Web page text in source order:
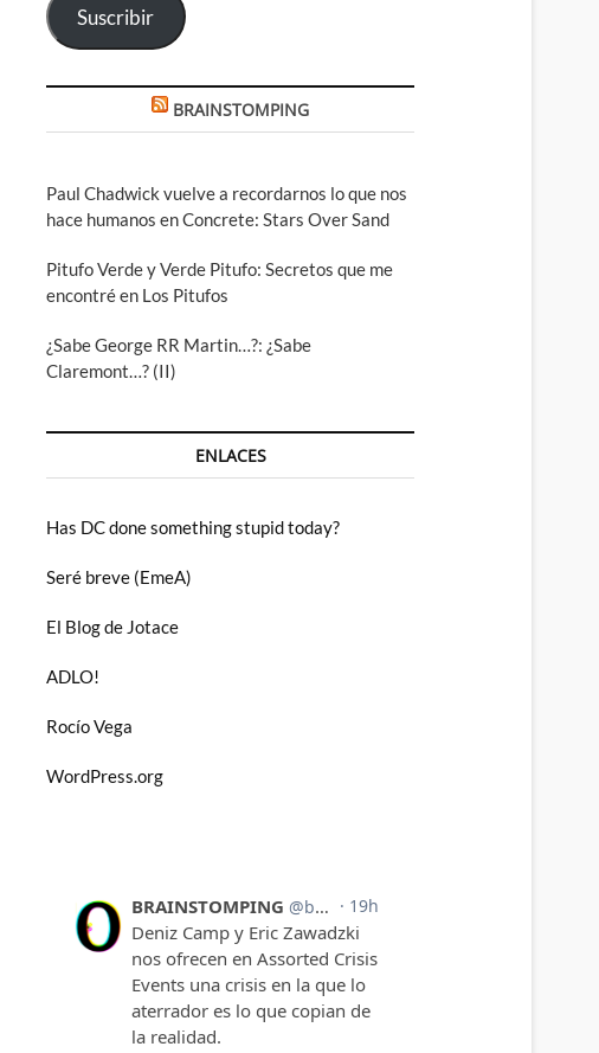
Suscribir
BRAINSTOMPING
Paul Chadwick vuelve a recordarnos lo que nos
hace humanos en Concrete: Stars Over Sand
Pitufo Verde y Verde Pitufo: Secretos que me
encontré en Los Pitufos
¿Sabe George RR Martin…?: ¿Sabe
Claremont…? (II)
ENLACES
Has DC done something stupid today?
Seré breve (EmeA)
El Blog de Jotace
ADLO!
Rocío Vega
WordPress.org